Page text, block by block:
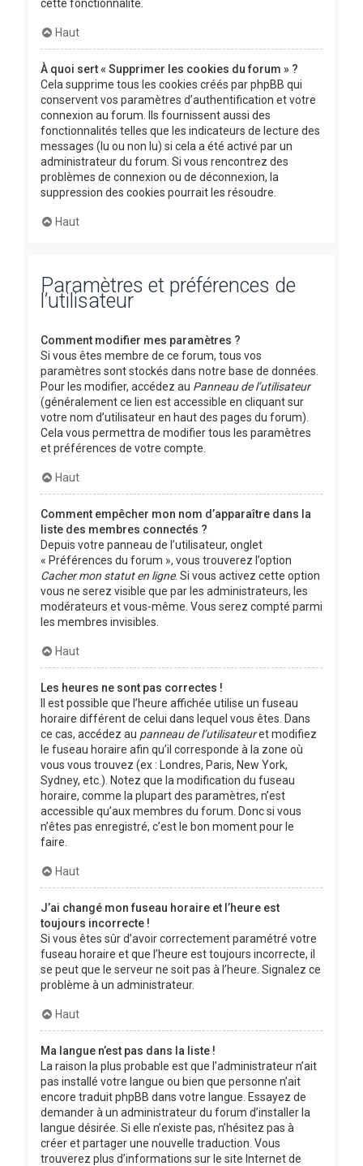
cette fonctionnalité.
Haut
À quoi sert « Supprimer les cookies du forum » ?
Cela supprime tous les cookies créés par phpBB qui
conservent vos paramètres d’authentification et votre
connexion au forum. Ils fournissent aussi des
fonctionnalités telles que les indicateurs de lecture des
messages (lu ou non lu) si cela a été activé par un
administrateur du forum. Si vous rencontrez des
problèmes de connexion ou de déconnexion, la
suppression des cookies pourrait les résoudre.
Haut
Paramètres et préférences de
l’utilisateur
Comment modifier mes paramètres ?
Si vous êtes membre de ce forum, tous vos
paramètres sont stockés dans notre base de données.
Pour les modifier, accédez au Panneau de l’utilisateur
(généralement ce lien est accessible en cliquant sur
votre nom d’utilisateur en haut des pages du forum).
Cela vous permettra de modifier tous les paramètres
et préférences de votre compte.
Haut
Comment empêcher mon nom d’apparaître dans la
liste des membres connectés ?
Depuis votre panneau de l’utilisateur, onglet
« Préférences du forum », vous trouverez l’option
Cacher mon statut en ligne. Si vous activez cette option
vous ne serez visible que par les administrateurs, les
modérateurs et vous-même. Vous serez compté parmi
les membres invisibles.
Haut
Les heures ne sont pas correctes !
Il est possible que l’heure affichée utilise un fuseau
horaire différent de celui dans lequel vous êtes. Dans
ce cas, accédez au panneau de l’utilisateuret modifiez
le fuseau horaire afin qu’il corresponde à la zone où
vous vous trouvez (ex : Londres, Paris, New York,
Sydney, etc.). Notez que la modification du fuseau
horaire, comme la plupart des paramètres, n’est
accessible qu’aux membres du forum. Donc si vous
n’êtes pas enregistré, c’est le bon moment pour le
faire.
Haut
J’ai changé mon fuseau horaire et l’heure est
toujours incorrecte !
Si vous êtes sûr d’avoir correctement paramétré votre
fuseau horaire et que l’heure est toujours incorrecte, il
se peut que le serveur ne soit pas à l’heure. Signalez ce
problème à un administrateur.
Haut
Ma langue n’est pas dans la liste !
La raison la plus probable est que l’administrateur n’ait
pas installé votre langue ou bien que personne n’ait
encore traduit phpBB dans votre langue. Essayez de
demander à un administrateur du forum d’installer la
langue désirée. Si elle n’existe pas, n’hésitez pas à
créer et partager une nouvelle traduction. Vous
trouverez plus d’informations sur le site Internet de